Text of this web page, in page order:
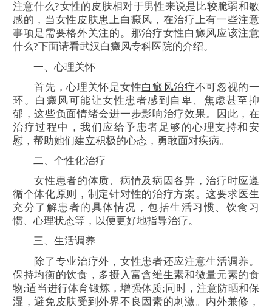
注意什么?女性的皮肤相对于男性来说是比较脆弱和敏
感的，当女性皮肤患上白癜风，在治疗上有一些注意
事项是需要格外关注的。那治疗女性白癜风应该注意
什么?下面请看武汉白癜风专科医院的介绍。
一、心理关怀
首先，心理关怀是女性白癜风治疗不可忽视的一
环。白癜风可能让女性患者感到自卑、焦虑甚至抑
郁，这些负面情绪会进一步影响治疗效果。因此，在
治疗过程中，我们应给予患者足够的心理支持和安
慰，帮助她们建立积极的心态，勇敢面对疾病。
二、个性化治疗
女性患者的体质、病情及病因各异，治疗时应遵
循个体化原则，制定针对性的治疗方案。这要求医生
充分了解患者的具体情况，包括生活习惯、饮食习
惯、心理状态等，以便更好地指导治疗。
三、生活调养
除了专业治疗外，女性患者还应注意生活调养。
保持均衡的饮食，多摄入富含维生素和微量元素的食
物;适当进行体育锻炼，增强体质;同时，注意防晒和保
湿，避免皮肤受到外界不良因素的刺激。内外兼修，